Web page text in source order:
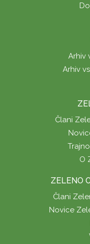
Arhiv
Arhiv
Člani
O
ZELENO
Člani
Novice